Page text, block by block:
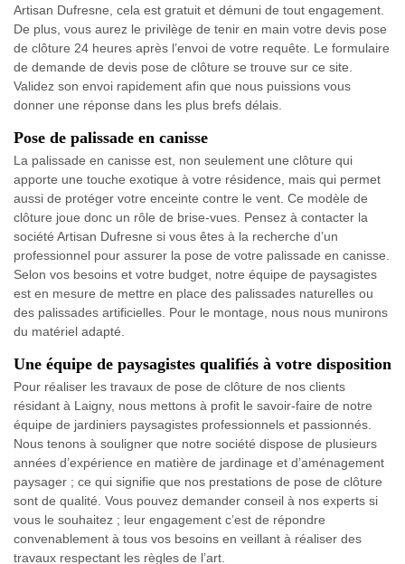
Artisan Dufresne, cela est gratuit et démuni de tout engagement.
De plus, vous aurez le privilège de tenir en main votre devis pose
de clôture 24 heures après l’envoi de votre requête. Le formulaire
de demande de devis pose de clôture se trouve sur ce site.
Validez son envoi rapidement afin que nous puissions vous
donner une réponse dans les plus brefs délais.
Pose de palissade en canisse
La palissade en canisse est, non seulement une clôture qui
apporte une touche exotique à votre résidence, mais qui permet
aussi de protéger votre enceinte contre le vent. Ce modèle de
clôture joue donc un rôle de brise-vues. Pensez à contacter la
société Artisan Dufresne si vous êtes à la recherche d’un
professionnel pour assurer la pose de votre palissade en canisse.
Selon vos besoins et votre budget, notre équipe de paysagistes
est en mesure de mettre en place des palissades naturelles ou
des palissades artificielles. Pour le montage, nous nous munirons
du matériel adapté.
Une équipe de paysagistes qualifiés à votre disposition
Pour réaliser les travaux de pose de clôture de nos clients
résidant à Laigny, nous mettons à profit le savoir-faire de notre
équipe de jardiniers paysagistes professionnels et passionnés.
Nous tenons à souligner que notre société dispose de plusieurs
années d’expérience en matière de jardinage et d’aménagement
paysager ; ce qui signifie que nos prestations de pose de clôture
sont de qualité. Vous pouvez demander conseil à nos experts si
vous le souhaitez ; leur engagement c’est de répondre
convenablement à tous vos besoins en veillant à réaliser des
travaux respectant les règles de l’art.